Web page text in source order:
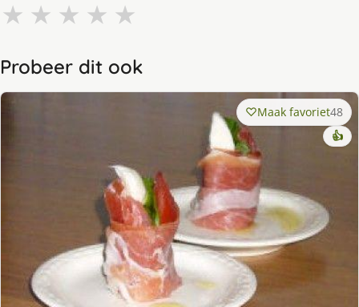
★ ★ ★ ★ ★
Probeer dit ook
Maak favoriet48
👍